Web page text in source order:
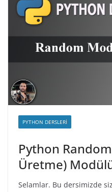
PYTHON DERSLERI
Python Random
Üretme)
Selamlar. Bu dersimizde